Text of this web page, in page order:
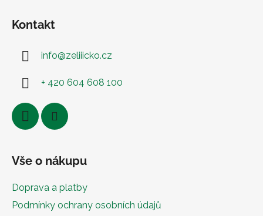
Kontakt
info@zeliiicko.cz
+ 420 604 608 100
Vše o nákupu
Doprava a platby
Podmínky ochrany osobních údajů